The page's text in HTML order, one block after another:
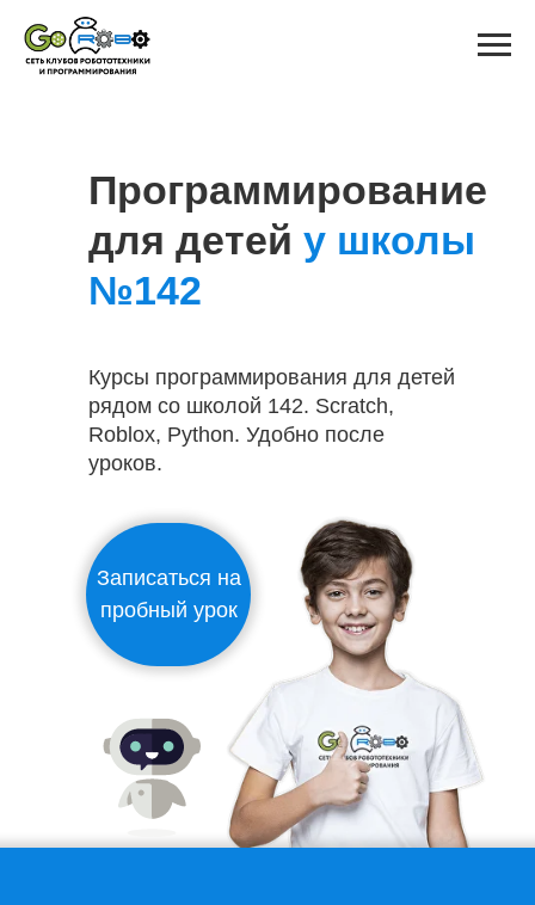
Программирование
для детей у школы
№142
Курсы программирования для детей
рядом со школой 142. Scratch,
Roblox, Python. Удобно после
уроков.
Записаться на
пробный урок